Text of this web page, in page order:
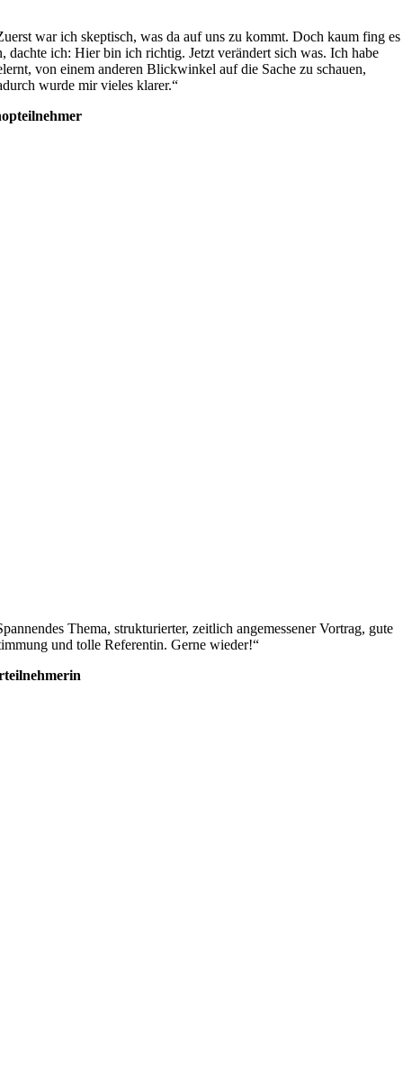
war ich skeptisch, was da auf uns zu kommt. Doch kaum fing es
dachte ich: Hier bin ich richtig. Jetzt verändert sich was. Ich habe
von einem anderen Blickwinkel auf die Sache zu schauen,
wurde mir vieles klarer.“
Thema, strukturierter, zeitlich angemessener Vortrag, gute
und tolle Referentin. Gerne wieder!“